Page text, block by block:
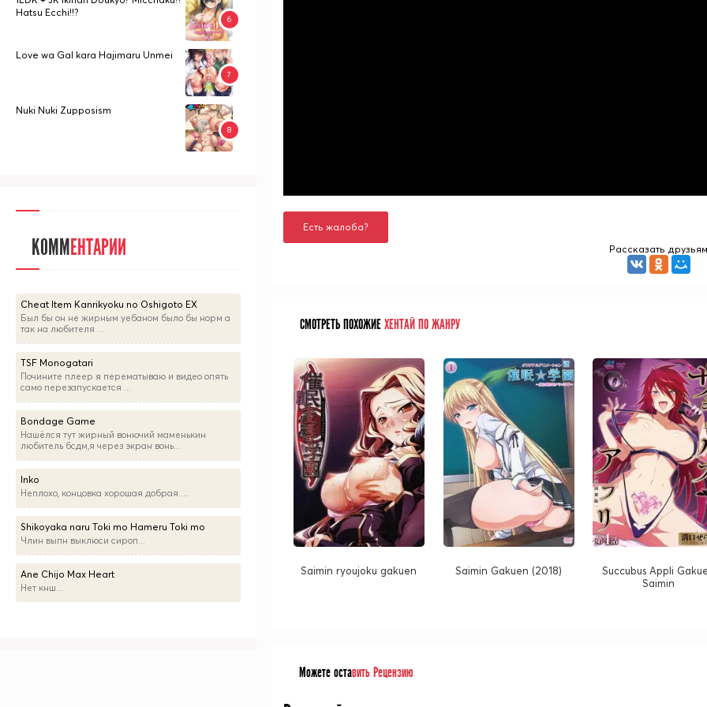
Есть жалоба?
Рассказать друзьям
СМОТРЕТЬ ПОХОЖИЕХЕНТАЙ ПО ЖАНРУ
Saimin ryoujoku gakuen Saimin Gakuen (2018)
Succubus Appli
Saimin
Можете оставить Рецензию
Hatsu Ecchi!!?
Love wa Gal kara Hajimaru Unmei
Nuki Nuki Zupposism
КОММЕНТАРИИ
Cheat Item Kanrikyoku no Oshigoto EX
Был бы он не жирным уебаном было бы норм а
так на любителя ...
TSF Monogatari
Почините плеер я перематываю и видео опять
само перезапускается ...
Bondage Game
Нашёлся тут жирный вонючий маменькин
любитель бсдм,я через экран вонь...
Inko
Неплохо, концовка хорошая добрая ...
Shikoyaka naru Toki mo Hameru Toki mo
Члин выпн выклюси сироп...
Ane Chijo Max Heart
Нет кнш...